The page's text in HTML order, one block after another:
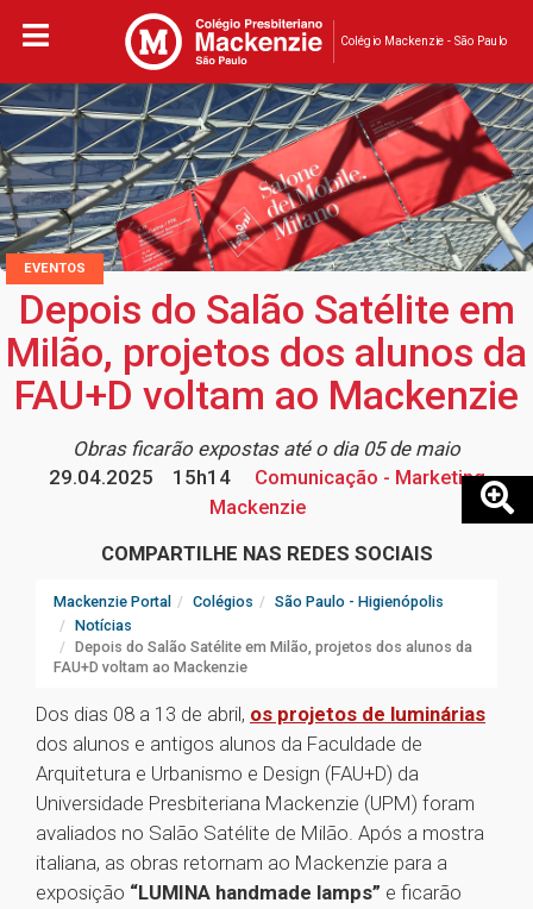
Colégio Mackenzie - São Paulo
EVENTOS
Depois do Salão Satélite em
Milão, projetos dos alunos da
FAU+D voltam ao Mackenzie
Obras ficarão expostas até o dia 05 de maio
29.04.2025
15h14
Comunicação - Marketing
Mackenzie
COMPARTILHE NAS REDES SOCIAIS
Mackenzie Portal Colégios
São Paulo - Higienópolis
Notícias
Depois do Salão Satélite em Milão, projetos dos alunos da
FAU+D voltam ao Mackenzie
Dos dias 08 a 13 de abril, os projetos de luminárias
dos alunos e antigos alunos da Faculdade de
Arquitetura e Urbanismo e Design (FAU+D) da
Universidade Presbiteriana Mackenzie (UPM) foram
avaliados no Salão Satélite de Milão. Após a mostra
italiana, as obras retornam ao Mackenzie para a
exposição “LUMINA handmade lamps” e ficarão